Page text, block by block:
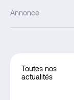
Annonce
Toutes nos
actualités